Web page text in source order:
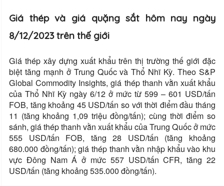
Giá thép và giá quặng sắt hôm nay ngày
8/12/2023 trên thế giới
Giá thép xây dựng xuất khẩu trên thị trường thế giới đặc
biệt tăng mạnh ở Trung Quốc và Thổ Nhĩ Kỳ. Theo S&P
Global Commodity Insights, giá thép thanh vằn xuất khẩu
của Thổ Nhĩ Kỳ ngày 6/12 ở mức từ 599 – 601 USD/tấn
FOB, tăng khoảng 45 USD/tấn so với thời điểm đầu tháng
11 (tăng khoảng 1,09 triệu đồng/tấn); cùng thời điểm so
sánh, giá thép thanh vằn xuất khẩu của Trung Quốc ở mức
555 USD/tấn FOB, tăng 28 USD/tấn (tăng khoảng
680.000 đồng/tấn); giá thép thanh vằn nhập khẩu vào khu
vực Đông Nam Á ở mức 557 USD/tấn CFR, tăng 22
USD/tấn (tăng khoảng 535.000 đồng/tấn).